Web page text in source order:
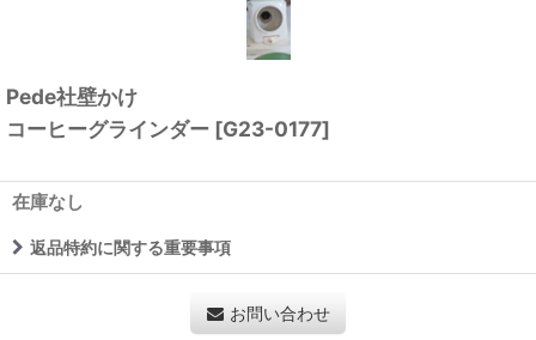
Pede社壁かけ
コーヒーグラインダー [G23-0177]
在庫なし
返品特約に関する重要事項
お問い合わせ